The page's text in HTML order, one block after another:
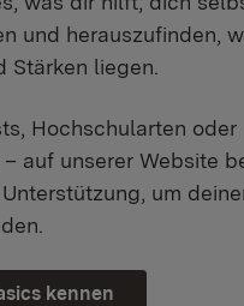
und herauszufinden,
Stärken liegen.
Hochschularten oder
auf unserer Website
um
kennen